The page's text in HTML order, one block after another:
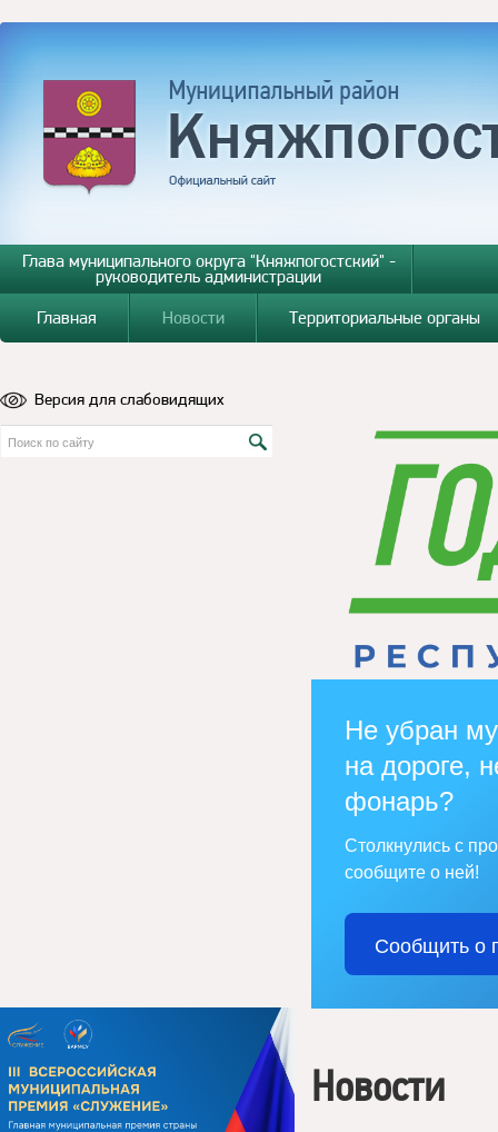
Глава муниципального округа "Княжпогостский" -
руководитель администрации
Главная
Новости Территориальные органы
Версия для слабовидящих
Не убран
на дороге,
фонарь?
Столкнулись с
сообщите о ней!
Сообщить о
Новости